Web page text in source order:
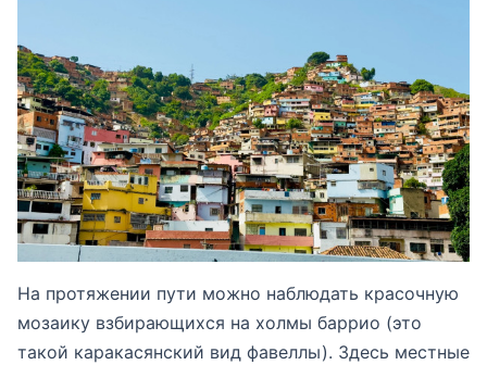
На протяжении пути можно наблюдать красочную
мозаику взбирающихся на холмы баррио (это
такой каракасянский вид фавеллы). Здесь местные